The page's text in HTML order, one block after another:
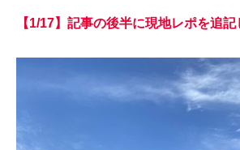
【1/17】記事の後半に現地レポを追記